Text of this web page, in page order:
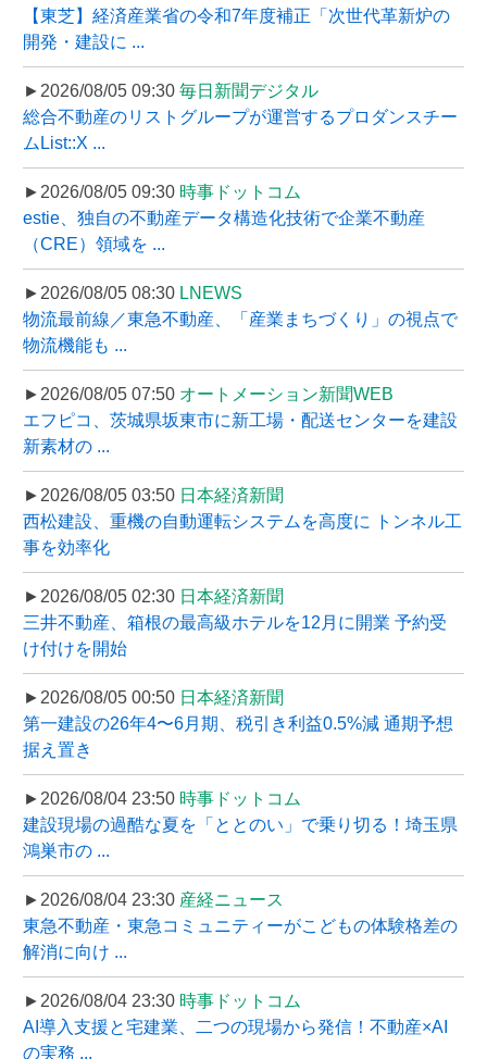
【東芝】経済産業省の令和7年度補正「次世代革新炉の
開発・建設に ...
►2026/08/05 09:30 毎日新聞デジタル
総合不動産のリストグループが運営するプロダンスチー
ムList::X ...
►2026/08/05 09:30 時事ドットコム
estie、独自の不動産データ構造化技術で企業不動産
（CRE）領域を ...
►2026/08/05 08:30 LNEWS
物流最前線／東急不動産、「産業まちづくり」の視点で
物流機能も ...
►2026/08/05 07:50 オートメーション新聞WEB
エフピコ、茨城県坂東市に新工場・配送センターを建設
新素材の ...
►2026/08/05 03:50 日本経済新聞
西松建設、重機の自動運転システムを高度に トンネル工
事を効率化
►2026/08/05 02:30 日本経済新聞
三井不動産、箱根の最高級ホテルを12月に開業 予約受
け付けを開始
►2026/08/05 00:50 日本経済新聞
第一建設の26年4〜6月期、税引き利益0.5%減 通期予想
据え置き
►2026/08/04 23:50 時事ドットコム
建設現場の過酷な夏を「ととのい」で乗り切る！埼玉県
鴻巣市の ...
►2026/08/04 23:30 産経ニュース
東急不動産・東急コミュニティーがこどもの体験格差の
解消に向け ...
►2026/08/04 23:30 時事ドットコム
AI導入支援と宅建業、二つの現場から発信！不動産×AI
の実務 ...